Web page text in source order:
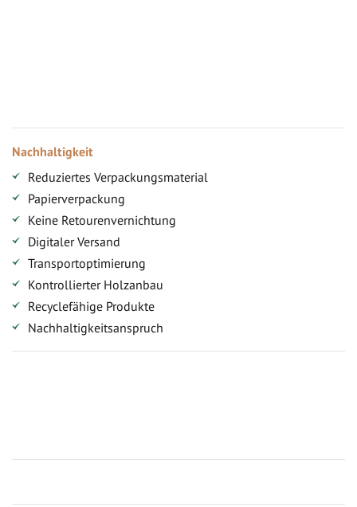
Nachhaltigkeit
Reduziertes Verpackungsmaterial
Papierverpackung
Keine Retourenvernichtung
Digitaler Versand
Transportoptimierung
Kontrollierter Holzanbau
Recyclefähige Produkte
Nachhaltigkeitsanspruch